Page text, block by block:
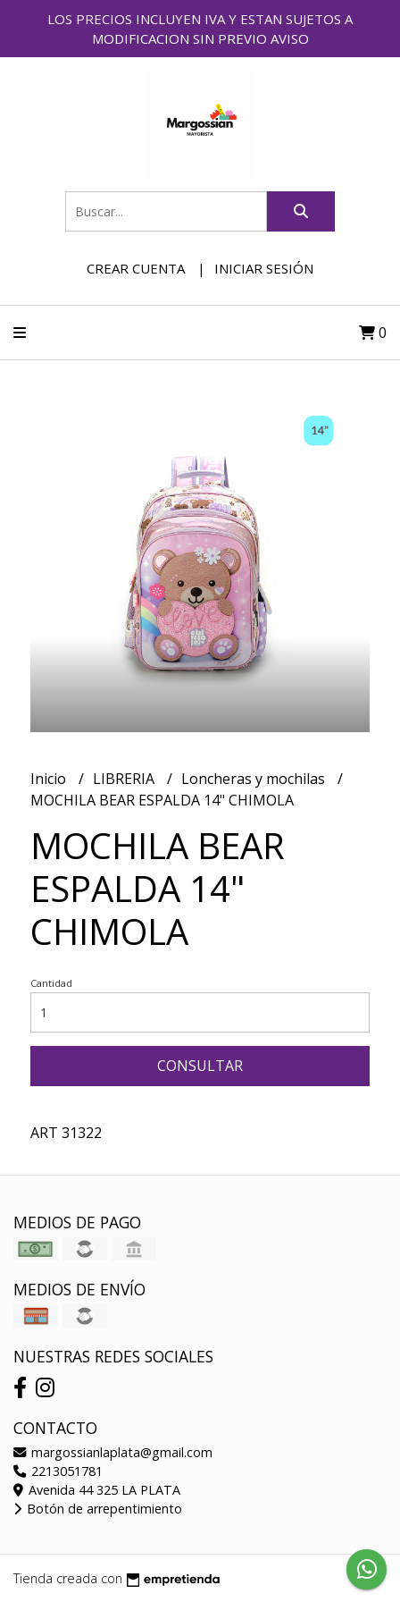
LOS PRECIOS INCLUYEN IVA Y ESTAN SUJETOS A
MODIFICACION SIN PREVIO AVISO
CREAR CUENTA INICIAR SESIÓN
0
Inicio LIBRERIA
Loncheras y mochilas
MOCHILA BEAR ESPALDA 14" CHIMOLA
MOCHILA BEAR
ESPALDA 14"
CHIMOLA
Cantidad
CONSULTAR
ART 31322
MEDIOS DE PAGO
MEDIOS DE ENVÍO
NUESTRAS REDES SOCIALES
CONTACTO
margossianlaplata@gmail.com
2213051781
Avenida 44 325 LA PLATA
Botón de arrepentimiento
Tienda creada con